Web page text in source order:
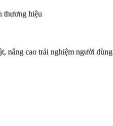
thương hiệu
nâng cao trải nghiệm người dùng